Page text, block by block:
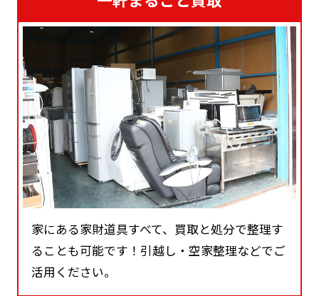
家にある家財道具すべて、買取と処分で整理す
ることも可能です！引越し・空家整理などでご
活用ください。